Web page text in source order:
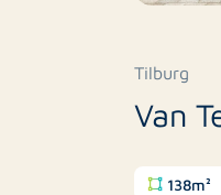
Tilburg
Van
138m²